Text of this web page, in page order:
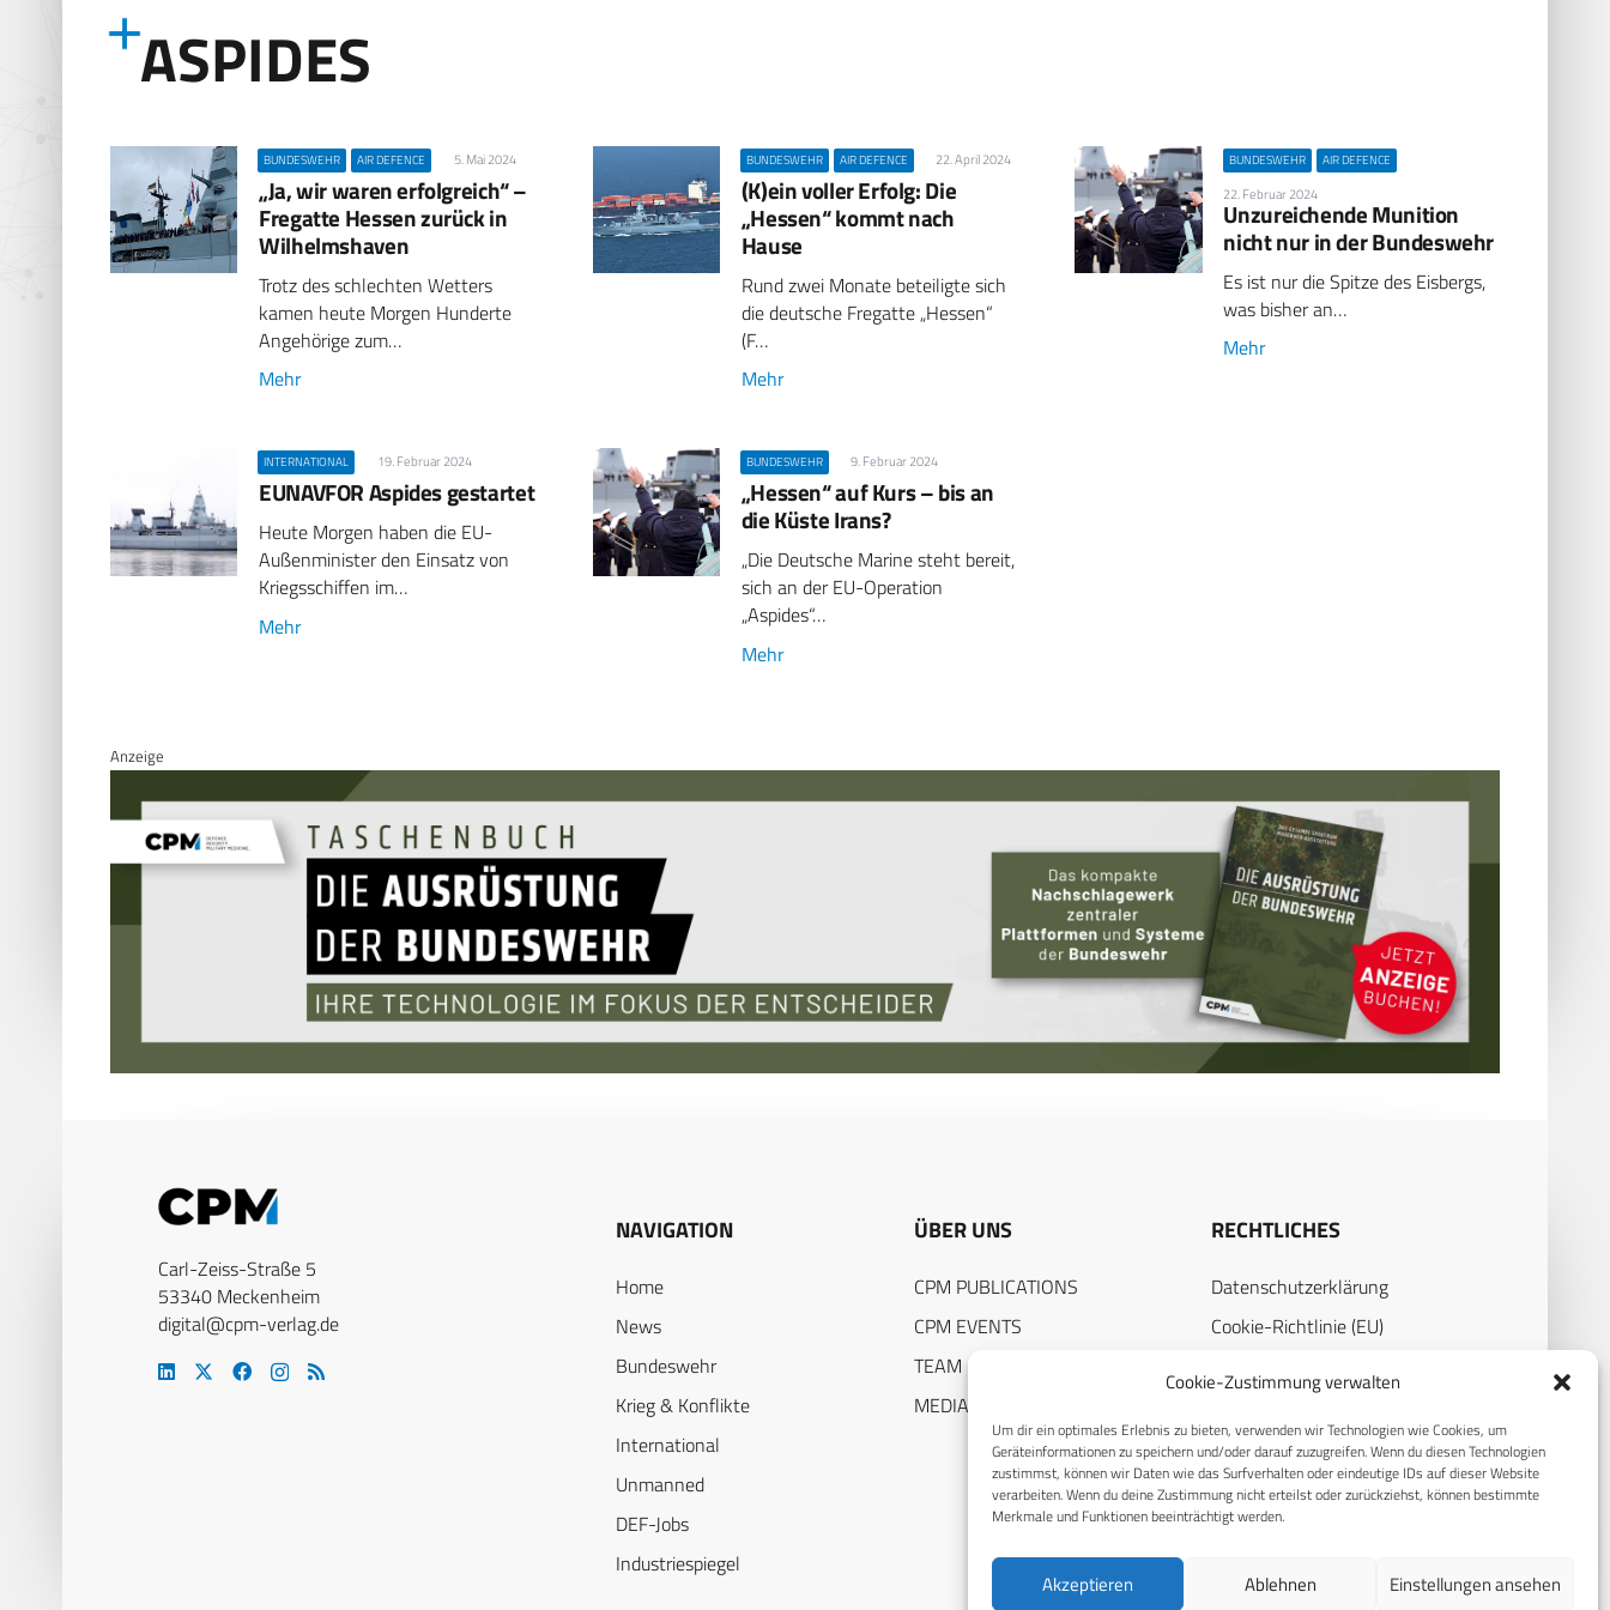
Cookie-Zustimmung verwalten
Um dir ein optimales Erlebnis zu bieten, verwenden wir Technologien wie Cookies, um
Geräteinformationen zu speichern und/oder darauf zuzugreifen. Wenn du diesen Technologien
zustimmst, können wir Daten wie das Surfverhalten oder eindeutige IDs auf dieser Website
verarbeiten. Wenn du deine Zustimmung nicht erteilst oder zurückziehst, können bestimmte
Merkmale und Funktionen beeinträchtigt werden.
Akzeptieren Ablehnen Einstellungen ansehen
ASPIDES
BUNDESWEHR AIR DEFENCE 5. Mai 2024
„Ja, wir waren erfolgreich“ –
Fregatte Hessen zurück in
Wilhelmshaven
Trotz des schlechten Wetters
kamen heute Morgen Hunderte
Angehörige zum…
Mehr
BUNDESWEHR AIR DEFENCE 22. April 2024
(K)ein voller Erfolg: Die
„Hessen“ kommt nach
Hause
Rund zwei Monate beteiligte sich
die deutsche Fregatte „Hessen“
(F…
Mehr
BUNDESWEHR AIR DEFENCE
22. Februar 2024
Unzureichende Munition
nicht nur in der Bundeswehr
Es ist nur die Spitze des Eisbergs,
was bisher an…
Mehr
INTERNATIONAL 19. Februar 2024
EUNAVFOR Aspides gestartet
Heute Morgen haben die EU-
Außenminister den Einsatz von
Kriegsschiffen im…
Mehr
BUNDESWEHR 9. Februar 2024
„Hessen“ auf Kurs – bis an
die Küste Irans?
„Die Deutsche Marine steht bereit,
sich an der EU-Operation
„Aspides“…
Mehr
Anzeige
Carl-Zeiss-Straße 5
53340 Meckenheim
digital@cpm-verlag.de
NAVIGATION
Home
News
Bundeswehr
Krieg & Konflikte
International
Unmanned
DEF-Jobs
Industriespiegel
ÜBER UNS
CPM PUBLICATIONS
CPM EVENTS
TEAM
MEDIADATEN
RECHTLICHES
Datenschutzerklärung
Cookie-Richtlinie (EU)
Impressum